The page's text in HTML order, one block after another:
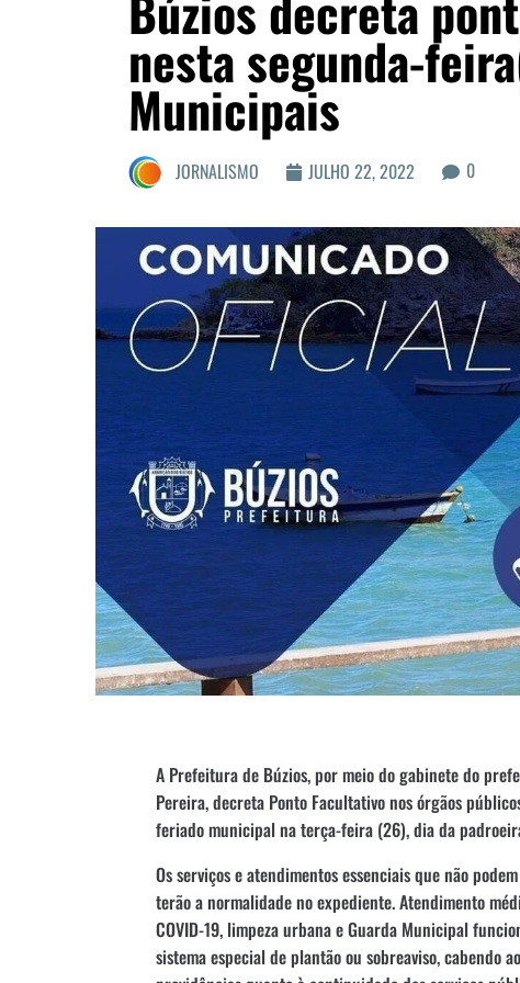
nesta segunda-
Municipais
JORNALISMO JULHO 22, 2022 0
A Prefeitura de Búzios, por meio do gabinete do
Pereira, decreta Ponto Facultativo nos órgãos
feriado municipal na terça-feira (26), dia da
Os serviços e atendimentos essenciais que não
terão a normalidade no expediente. Atendimento
COVID-19, limpeza urbana e Guarda Municipal
sistema especial de plantão ou sobreaviso, cabendo